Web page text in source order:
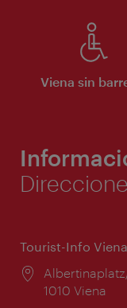
Viena sin
Tourist-Info Viena
Lugar:
1010 Viena